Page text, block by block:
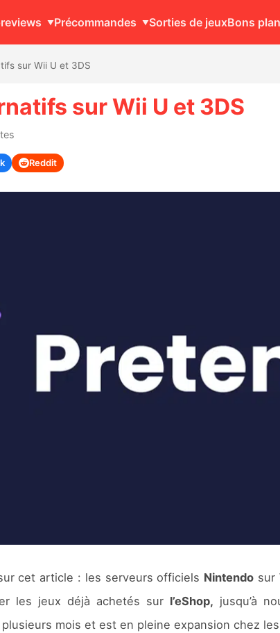
Précommandes Sorties de jeuxBons
sur Wii U et 3DS
sur Wii U et 3DS
Reddit
cet article : les serveurs officiels Nintendo sur
les jeux déjà achetés sur l’eShop, jusqu’à
mois et est en pleine expansion chez